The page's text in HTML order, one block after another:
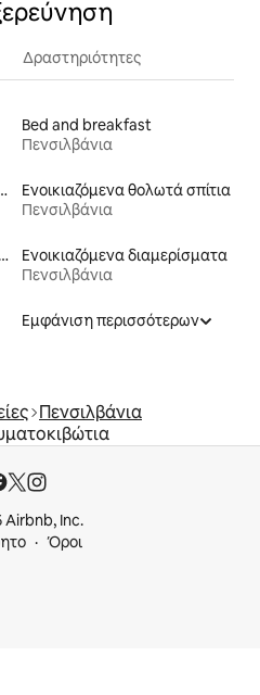
Δραστηριότητες
Bed and breakfast
Πενσιλβάνια
Ενοικιαζόμενα θολωτά σπίτια
Πενσιλβάνια
καταλύματα στη φύση
Ενοικιαζόμενα διαμερίσματα
Πενσιλβάνια
Εμφάνιση περισσότερων
Πενσιλβάνια
Inc.
Όροι